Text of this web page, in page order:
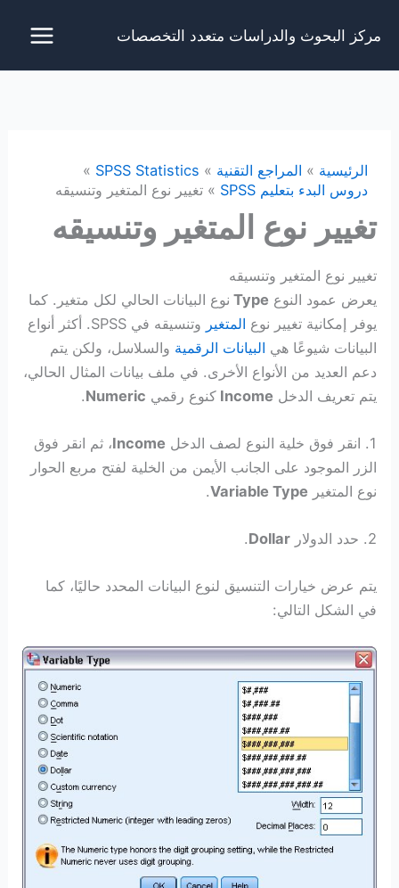
مركز البحوث والدراسات متعدد التخصصات
الرئيسية المراجع التقنية
SPSS Statistics
دروس البدء بتعليم SPSS
تغيير نوع المتغير وتنسيقه
تغيير نوع المتغير وتنسيقه
تغيير نوع المتغير وتنسيقه
يعرض عمود النوع Type نوع البيانات الحالي لكل متغير. كما
يوفر إمكانية تغيير نوع المتغير
وتنسيقه في SPSS. أكثر أنواع
البيانات شيوعًا هي البيانات الرقمية والسلاسل، ولكن يتم
دعم العديد من الأنواع الأخرى. في ملف بيانات المثال الحالي،
يتم تعريف الدخل Income كنوع رقمي Numeric
.
1. انقر فوق خلية النوع لصف الدخل Income، ثم انقر فوق
الزر الموجود على الجانب الأيمن من الخلية لفتح مربع الحوار
نوع المتغير Variable Type
.
2. حدد الدولار Dollar
.
يتم عرض خيارات التنسيق لنوع البيانات المحدد حاليًا، كما
في الشكل التالي: